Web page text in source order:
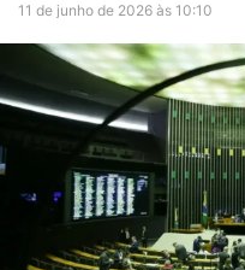
11 de junho de 2026 às 10:10